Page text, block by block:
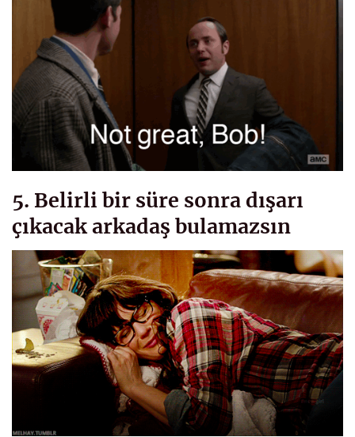
5. Belirli bir süre sonra dışarı
çıkacak arkadaş bulamazsın